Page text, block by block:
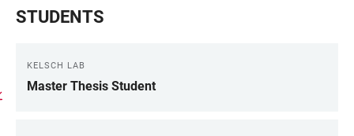
STUDENTS
KELSCH LAB
Master Thesis Student